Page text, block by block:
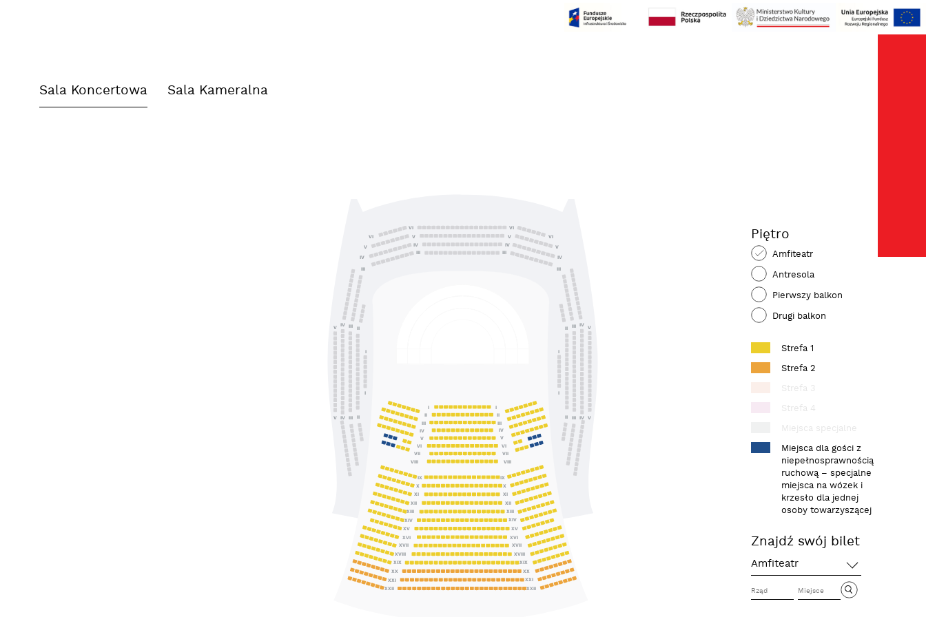
Sala Koncertowa Sala Kameralna
I I
II II
III III
IV IV
V V
VI VI
VII VII
VIII VIII
IX IX
X
X
XI
XI
XII
XII
XIII
XIII
XIV
XIV
XV
XV
XVI
XVI
XVII
XVII
XVIII
XVIII
XIX
XIX
XX
XX
XXI
XXI
XXII XXII
I
I I
I
II
II
II
II III
III
III
III
III
III
III III
IV
IV
IV
IV
IV
IV
IV IV
V
V
V
V V
V
V
V
VI
VI
VI
VI Piętro
Amfiteatr
Antresola
Pierwszy balkon
Drugi balkon
Strefa 1
Strefa 2
Strefa 3
Strefa 4
Miejsca specjalne
Miejsca dla gości z
niepełnosprawnością
ruchową – specjalne
miejsca na wózek i
krzesło dla jednej
osoby towarzyszącej
Znajdź swój bilet